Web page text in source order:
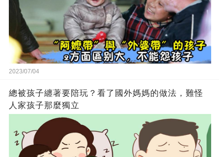
2023/07/04
總被孩子纏著要陪玩？看了國外媽媽的做法，難怪
人家孩子那麼獨立